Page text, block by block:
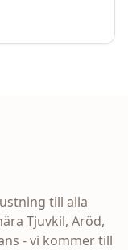
till alla
Tjuvkil, Aröd,
- vi kommer till